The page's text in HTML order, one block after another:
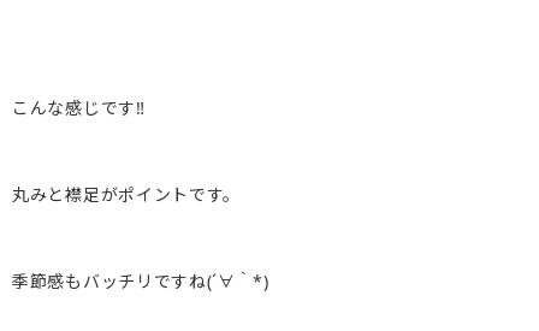
こんな感じです‼︎
丸みと襟足がポイントです。
季節感もバッチリですね(´∀｀*)